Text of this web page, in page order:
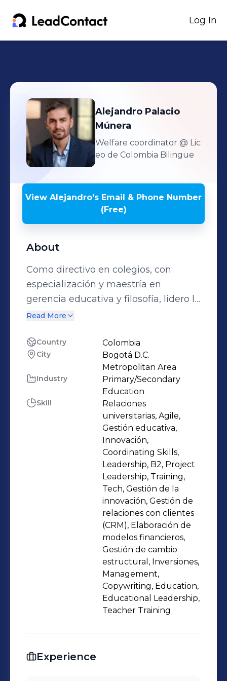
Log In
Alejandro Palacio
Múnera
Welfare coordinator @ Lic
eo de Colombia Bilingue
View Alejandro's Email & Phone Number
(Free)
About
Como directivo en colegios, con
especialización y maestría en
gerencia educativa y filosofía, lidero la
gestión con enfoque en innovación,
calidad y sana convivencia. Mi
experiencia incluye 16 años en
planificación estratégica, renovación
curricular y transformación
institucional como coordinador
académico y de convivencia,
vicerrector y rector, priorizando el
desarrollo integral de las personas a
cargo. Me he destacado en apoyar
procesos de acreditación
internacional (Cognia) y
certificaciones de calidad (ISO 21001-
implementación de proyectos
basados en tecnología (Apple
Education), metodologías de
aprendizaje como PBL y
gamificación, logrando mejoras
significativas en satisfacción,
Desde la creación de ambientes de
sana convivencia he logrado construir
Read More
Country Colombia
City
Bogotá D.C.
Metropolitan Area
Industry
Primary/Secondary
Education
Skill
Relaciones
universitarias, Agile,
Gestión educativa,
Innovación,
Coordinating Skills,
Leadership, B2, Project
Leadership, Training,
Tech, Gestión de la
innovación, Gestión de
relaciones con clientes
(CRM), Elaboración de
modelos financieros,
Gestión de cambio
estructural, Inversiones,
Management,
Copywriting, Education,
Educational Leadership,
Teacher Training
Experience